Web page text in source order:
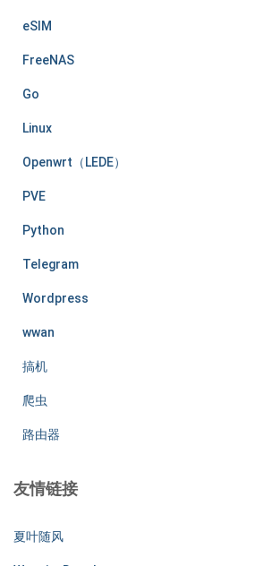
eSIM
FreeNAS
Go
Linux
Openwrt（LEDE）
PVE
Python
Telegram
Wordpress
wwan
搞机
爬虫
路由器
友情链接
夏叶随风